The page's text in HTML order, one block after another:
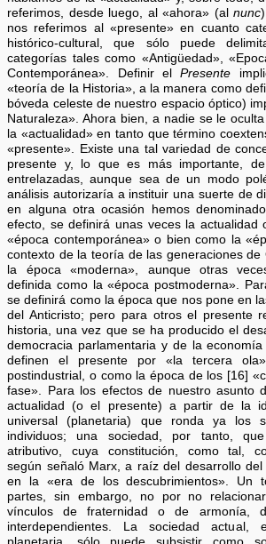
referimos, desde luego, al «ahora» (al nunc
nos referimos al «presente» en cuanto
histórico-cultural, que sólo puede
categorías tales como «Antigüedad»,
Contemporánea». Definir elPresente
«teoría de la Historia», a la manera como
bóveda celeste de nuestro espacio óptico)
Naturaleza». Ahora bien, a nadie se le
la «actualidad» en tanto que término
«presente». Existe una tal variedad de
presente y, lo que es más importante,
entrelazadas, aunque sea de un modo
análisis autorizaría a instituir una suerte de
en alguna otra ocasión hemos
efecto, se definirá unas veces la actualidad
«época contemporánea» o bien como la
contexto de la teoría de las generaciones
la época «moderna», aunque otras
definida como la «época postmoderna».
se definirá como la época que nos pone en
del Anticristo; pero para otros el presente
historia, una vez que se ha producido el
democracia parlamentaria y de la
definen el presente por «la tercera
postindustrial, o como la época de los [16]
fase». Para los efectos de nuestro asunto
actualidad (o el presente) a partir de la
universal (planetaria) que ronda ya los
individuos; una sociedad, por tanto,
atributivo, cuya constitución, como tal,
según señaló Marx, a raíz del desarrollo del
en la «era de los descubrimientos». Un
partes, sin embargo, no por no
vínculos de fraternidad o de armonía,
interdependientes. La sociedad actual,